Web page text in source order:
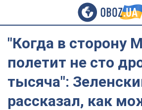
"Когда в сторону
полетит не сто
тысяча":
рассказал, как